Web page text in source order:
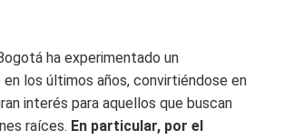
ha experimentado un
los últimos años, convirtiéndose en
interés para aquellos que buscan
raíces. En particular, por el